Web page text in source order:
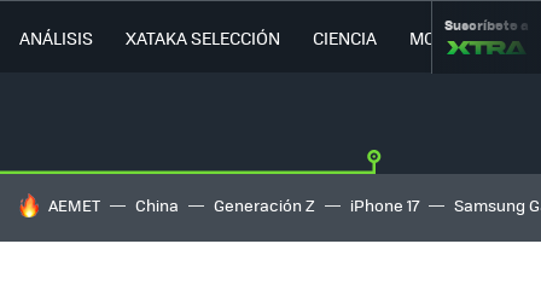
ANÁLISIS XATAKA SELECCIÓN CIENCIA MOVILIDAD
Suscríbete a
HOY SE HABLA DE
AEMET China Generación Z iPhone 17 Samsung